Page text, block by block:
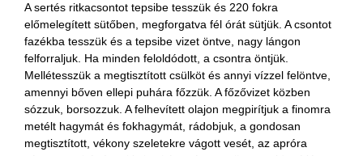
A sertés ritkacsontot tepsibe tesszük és 220 fokra
előmelegített sütőben, megforgatva fél órát sütjük. A csontot
fazékba tesszük és a tepsibe vizet öntve, nagy lángon
felforraljuk. Ha minden feloldódott, a csontra öntjük.
Mellétesszük a megtisztított csülköt és annyi vízzel felöntve,
amennyi bőven ellepi puhára főzzük. A főzővizet közben
sózzuk, borsozzuk. A felhevített olajon megpirítjuk a finomra
metélt hagymát és fokhagymát, rádobjuk, a gondosan
megtisztított, vékony szeletekre vágott vesét, az apróra